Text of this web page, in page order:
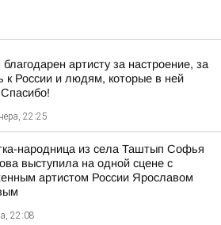
артисту за настроение, за
к России и людям, которые в ней
22:25
народница из села Таштып Софья
выступила на одной сцене с
артистом России Ярославом
22:08